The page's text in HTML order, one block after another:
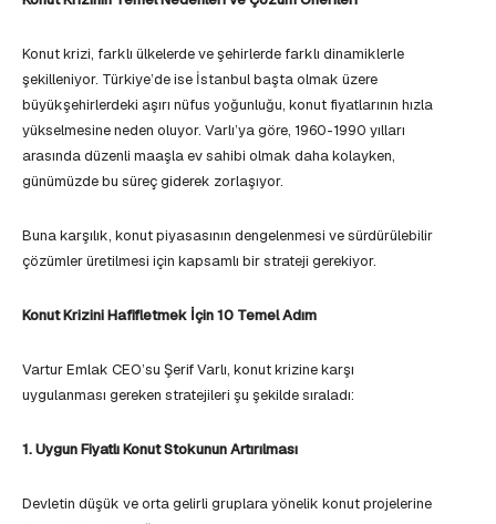
Konut krizi, farklı ülkelerde ve şehirlerde farklı dinamiklerle
şekilleniyor. Türkiye’de ise İstanbul başta olmak üzere
büyükşehirlerdeki aşırı nüfus yoğunluğu, konut fiyatlarının hızla
yükselmesine neden oluyor. Varlı’ya göre, 1960-1990 yılları
arasında düzenli maaşla ev sahibi olmak daha kolayken,
günümüzde bu süreç giderek zorlaşıyor.
Buna karşılık, konut piyasasının dengelenmesi ve sürdürülebilir
çözümler üretilmesi için kapsamlı bir strateji gerekiyor.
Konut Krizini Hafifletmek İçin 10 Temel Adım
Vartur Emlak CEO’su Şerif Varlı, konut krizine karşı
uygulanması gereken stratejileri şu şekilde sıraladı:
1. Uygun Fiyatlı Konut Stokunun Artırılması
Devletin düşük ve orta gelirli gruplara yönelik konut projelerine